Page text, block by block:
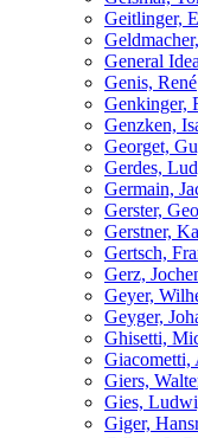
Geitlinger,
General Idea
Genis, René
Genkinger,
Genzken,
Georget,
Gerdes,
Germain,
Gerster,
Gerstner,
Gertsch,
Gerz,
Geyer,
Geyger,
Ghisetti,
Giacometti,
Giers,
Gies,
Giger,